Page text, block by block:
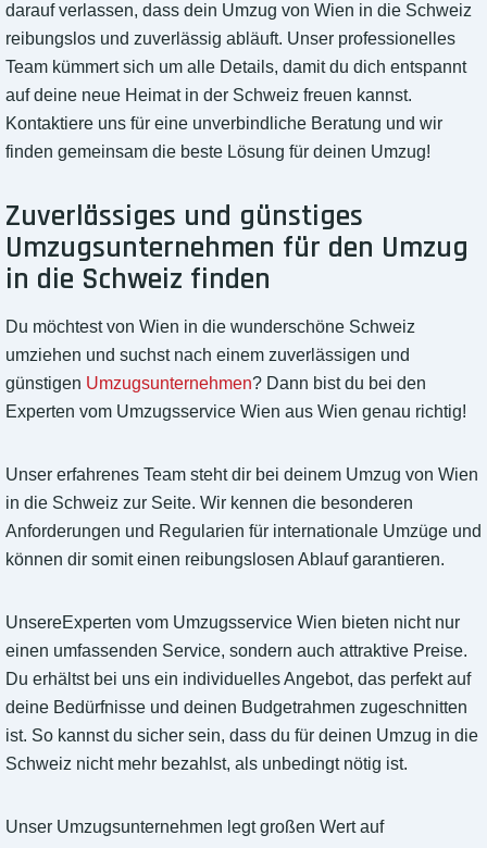
darauf verlassen, dass dein Umzug von Wien in die Schweiz
reibungslos und zuverlässig abläuft. Unser professionelles
Team kümmert sich um alle Details, damit du dich entspannt
auf deine neue Heimat in der Schweiz freuen kannst.
Kontaktiere uns für eine unverbindliche Beratung und wir
finden gemeinsam die beste Lösung für deinen Umzug!
Zuverlässiges und günstiges
Umzugsunternehmen für den Umzug
in die Schweiz finden
Du möchtest von Wien in die wunderschöne Schweiz
umziehen und suchst nach einem zuverlässigen und
günstigen Umzugsunternehmen? Dann bist du bei den
Experten vom Umzugsservice Wien aus Wien genau richtig!
Unser erfahrenes Team steht dir bei deinem Umzug von Wien
in die Schweiz zur Seite. Wir kennen die besonderen
Anforderungen und Regularien für internationale Umzüge und
können dir somit einen reibungslosen Ablauf garantieren.
UnsereExperten vom Umzugsservice Wien bieten nicht nur
einen umfassenden Service, sondern auch attraktive Preise.
Du erhältst bei uns ein individuelles Angebot, das perfekt auf
deine Bedürfnisse und deinen Budgetrahmen zugeschnitten
ist. So kannst du sicher sein, dass du für deinen Umzug in die
Schweiz nicht mehr bezahlst, als unbedingt nötig ist.
Unser Umzugsunternehmen legt großen Wert auf